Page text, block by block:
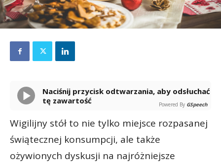
Naciśnij przycisk odtwarzania, aby odsłuchać
tę zawartość
Powered By GSpeech
Wigilijny stół to nie tylko miejsce rozpasanej
świątecznej konsumpcji, ale także
ożywionych dyskusji na najróżniejsze